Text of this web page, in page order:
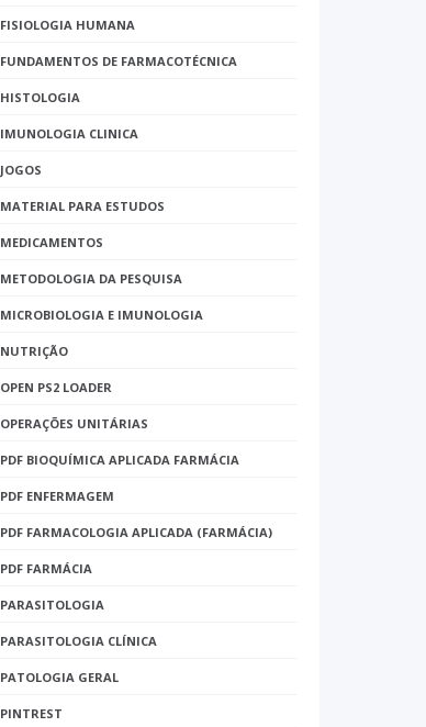
FISIOLOGIA HUMANA
FUNDAMENTOS DE FARMACOTÉCNICA
HISTOLOGIA
IMUNOLOGIA CLINICA
JOGOS
MATERIAL PARA ESTUDOS
MEDICAMENTOS
METODOLOGIA DA PESQUISA
MICROBIOLOGIA E IMUNOLOGIA
NUTRIÇÃO
OPEN PS2 LOADER
OPERAÇÕES UNITÁRIAS
PDF BIOQUÍMICA APLICADA FARMÁCIA
PDF ENFERMAGEM
PDF FARMACOLOGIA APLICADA (FARMÁCIA)
PDF FARMÁCIA
PARASITOLOGIA
PARASITOLOGIA CLÍNICA
PATOLOGIA GERAL
PINTREST